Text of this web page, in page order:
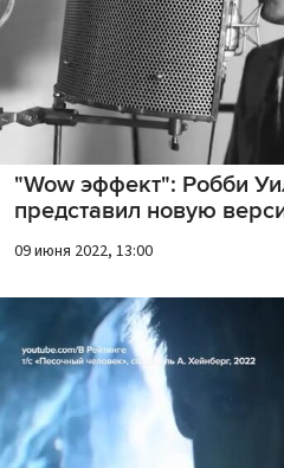
"Wow эффект": Робби
представил новую
09 июня 2022, 13:00